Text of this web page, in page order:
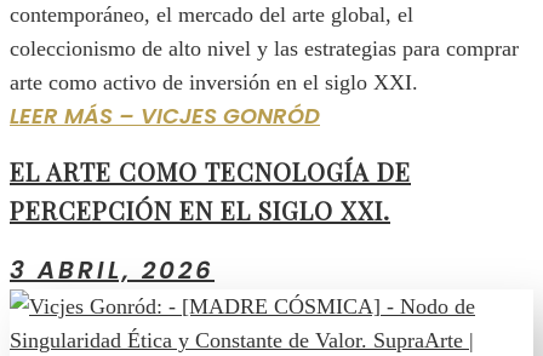
contemporáneo, el mercado del arte global, el
coleccionismo de alto nivel y las estrategias para comprar
arte como activo de inversión en el siglo XXI.
LEER MÁS – VICJES GONRÓD
EL ARTE COMO TECNOLOGÍA DE
PERCEPCIÓN EN EL SIGLO XXI.
3 ABRIL, 2026